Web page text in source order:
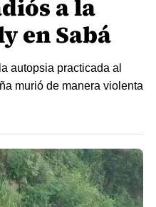
a la
en Sabá
autopsia practicada al
murió de manera violenta